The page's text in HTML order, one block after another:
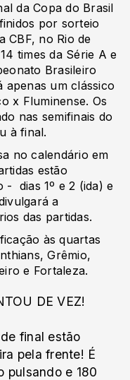
da Copa do Brasil
por sorteio
CBF, no Rio de
times da Série A e
Brasileiro
apenas um clássico
x Fluminense. Os
nas semifinais do
à final.
no calendário em
estão
- dias 1º e 2 (ida) e
a
das partidas.
às quartas
Grêmio,
e Fortaleza.
DE VEZ!
final estão
pela frente! É
pulsando e 180